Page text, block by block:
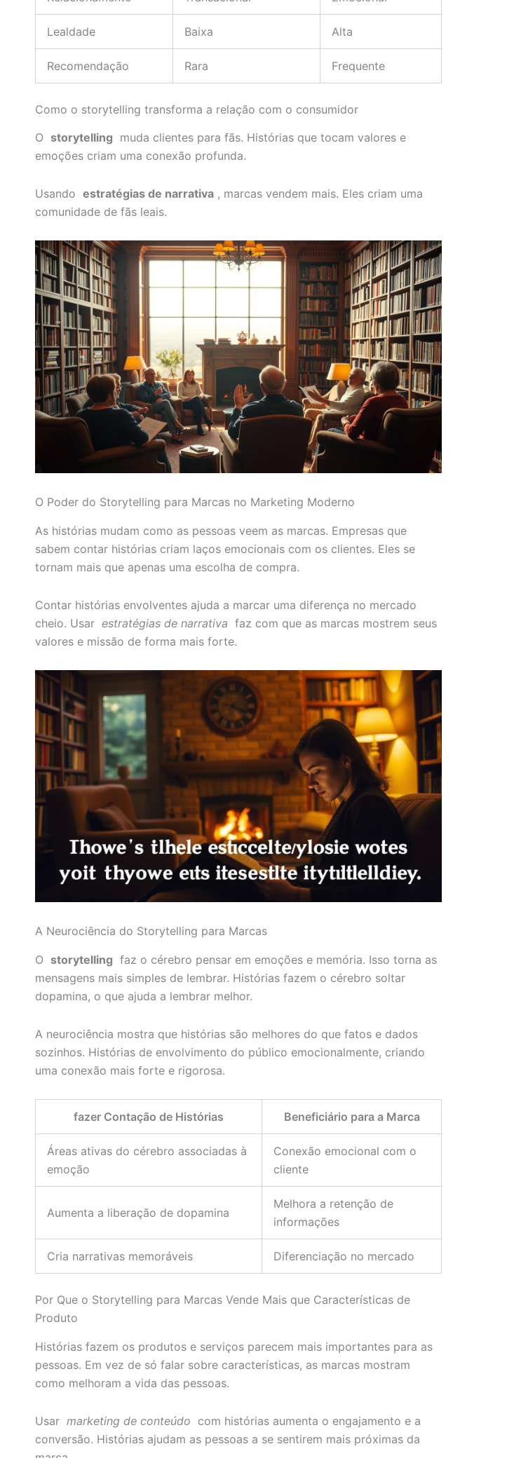
Lealdade Baixa Alta
Recomendação Rara Frequente
Como o storytelling transforma a relação com o consumidor
O storytelling muda clientes para fãs. Histórias que tocam valores e
emoções criam uma conexão profunda.
Usando estratégias de narrativa , marcas vendem mais. Eles criam uma
comunidade de fãs leais.
O Poder do Storytelling para Marcas no Marketing Moderno
As histórias mudam como as pessoas veem as marcas. Empresas que
sabem contar histórias criam laços emocionais com os clientes. Eles se
tornam mais que apenas uma escolha de compra.
Contar histórias envolventes ajuda a marcar uma diferença no mercado
cheio. Usar estratégias de narrativa faz com que as marcas mostrem seus
valores e missão de forma mais forte.
A Neurociência do Storytelling para Marcas
O storytelling faz o cérebro pensar em emoções e memória. Isso torna as
mensagens mais simples de lembrar. Histórias fazem o cérebro soltar
dopamina, o que ajuda a lembrar melhor.
A neurociência mostra que histórias são melhores do que fatos e dados
sozinhos. Histórias de envolvimento do público emocionalmente, criando
uma conexão mais forte e rigorosa.
fazer Contação de Histórias Beneficiário para a Marca
Áreas ativas do cérebro associadas à
emoção
Conexão emocional com o
cliente
Aumenta a liberação de dopamina
Melhora a retenção de
informações
Cria narrativas memoráveis Diferenciação no mercado
Por Que o Storytelling para Marcas Vende Mais que Características de
Produto
Histórias fazem os produtos e serviços parecem mais importantes para as
pessoas. Em vez de só falar sobre características, as marcas mostram
como melhoram a vida das pessoas.
Usar marketing de conteúdo com histórias aumenta o engajamento e a
conversão. Histórias ajudam as pessoas a se sentirem mais próximas da